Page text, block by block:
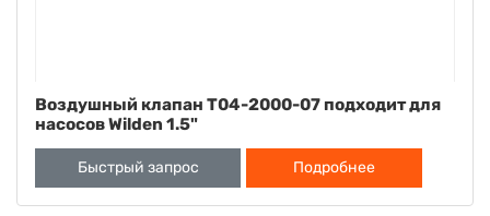
Воздушный клапан T04-2000-07 подходит для
насосов Wilden 1.5"
Быстрый запрос Подробнее